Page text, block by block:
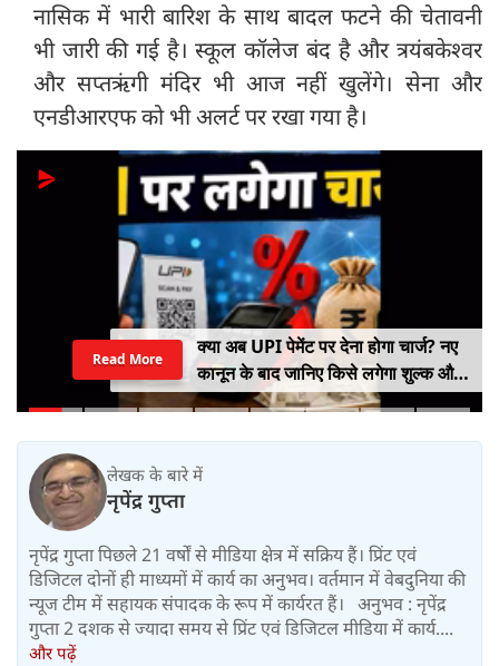
नासिक में भारी बारिश के साथ बादल फटने की चेतावनी
भी जारी की गई है। स्कूल कॉलेज बंद है और त्रयंबकेश्वर
और सप्तऋंगी मंदिर भी आज नहीं खुलेंगे। सेना और
एनडीआरएफ को भी अलर्ट पर रखा गया है।
क्या अब UPI पेमेंट पर देना होगा चार्ज? नए
कानून के बाद जानिए किसे लगेगा शुल्क और
किसे नहीं
Read More
लेखक के बारे में
नृपेंद्र गुप्ता
नृपेंद्र गुप्ता पिछले 21 वर्षों से मीडिया क्षेत्र में सक्रिय हैं। प्रिंट एवं
डिजिटल दोनों ही माध्यमों में कार्य का अनुभव। वर्तमान में वेबदुनिया की
न्यूज टीम में सहायक संपादक के रूप में कार्यरत हैं। अनुभव : नृपेंद्र
गुप्ता 2 दशक से ज्यादा समय से प्रिंट एवं डिजिटल मीडिया में कार्य....
और पढ़ें